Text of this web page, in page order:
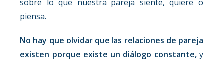
sobre lo que nuestra pareja siente, quiere o
piensa.
No hay que olvidar que las relaciones de pareja
existen porque existe un diálogo constante,y